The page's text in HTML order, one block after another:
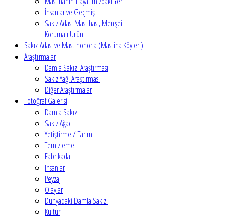
İnsanlar ve Geçmiş
Sakız Adası Mastihası, Menşei
Korumalı Ürün
Sakız Adası ve Mastihohoria (Mastiha Köyleri)
Araştırmalar
Damla Sakızı Araştırması
Sakız Yağı Araştırması
Diğer Araştırmalar
Fotoğraf Galerisi
Damla Sakızı
Sakız Ağacı
Yetiştirme / Tarım
Temizleme
Fabrikada
Insanlar
Peyzaj
Olaylar
Dünyadaki Damla Sakızı
Kültür